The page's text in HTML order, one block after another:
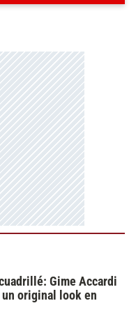
Gime Accardi
un original look en